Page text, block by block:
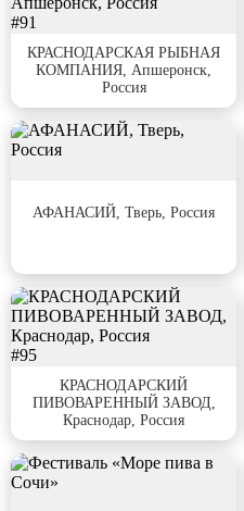
#91
КРАСНОДАРСКАЯ РЫБНАЯ
КОМПАНИЯ, Апшеронск,
Россия
АФАНАСИЙ, Тверь, Россия
#95
КРАСНОДАРСКИЙ
ПИВОВАРЕННЫЙ ЗАВОД,
Краснодар, Россия